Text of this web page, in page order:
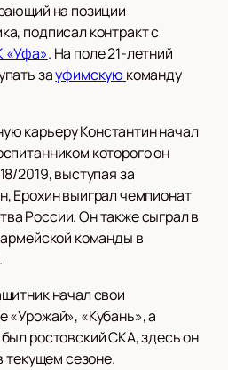
на позиции
подписал контракт с
«Уфа». На поле 21-летний
зауфимскую команду
карьеру Константин начал
которого он
2019, выступая за
Ерохин выиграл чемпионат
России. Он также сыграл в
команды в
начал свои
«Урожай», «Кубань», а
ростовский СКА, здесь он
текущем сезоне.